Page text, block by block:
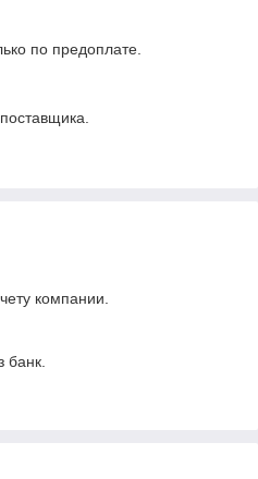
по предоплате.
компании.
банк.